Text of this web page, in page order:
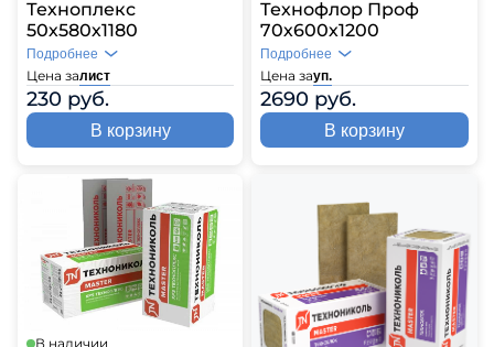
Техноплекс
50х580х1180
Цена залист
230 руб.
Подробнее
В корзину
Технофлор Проф
70х600х1200
Цена зауп.
2690 руб.
Подробнее
В корзину
В наличии